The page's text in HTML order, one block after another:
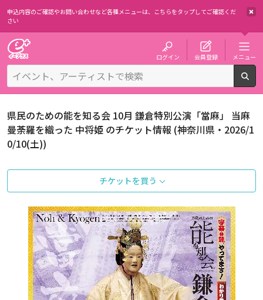
申込内容のご確認やお問い合わせなど各種メニューは、 こちらをタップしてご確認くだ
さい
ログイン 会員登録 メニュー
県民のための能を知る会 10月 鎌倉特別公演「當麻」 当麻
曼荼羅を織った 中将姫 のチケット情報 (神奈川県・2026/1
0/10(土))
チケットを買う